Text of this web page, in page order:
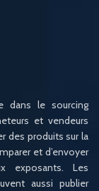
dans le sourcing
et vendeurs
des produits sur la
et d’envoyer
exposants. Les
aussi publier